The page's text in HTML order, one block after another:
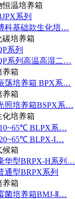
恒温培养箱
系列
科基础款生化培…
碳培养箱
系列
系列高温高湿二…
养箱
荡培养箱 BPX系…
养箱
照培养箱BSPX系…
化培养箱
BLPX系…
BLPX-I…
候箱
华型BRPX-H系列…
通型BRPX系列
养箱
菌培养箱BMJ-Ⅱ…